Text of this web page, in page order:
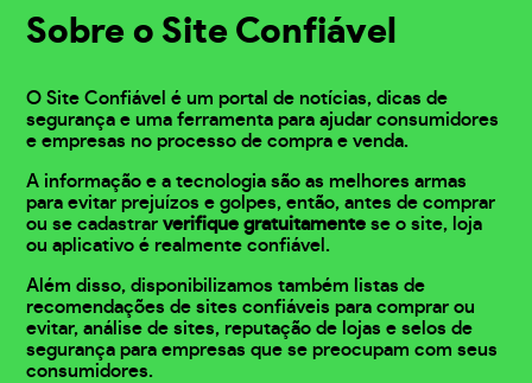
Sobre o Site Confiável
O Site Confiável é um portal de notícias, dicas de
segurança e uma ferramenta para ajudar consumidores
e empresas no processo de compra e venda.
A informação e a tecnologia são as melhores armas
para evitar prejuízos e golpes, então, antes de comprar
ou se cadastrarverifique gratuitamente se o site, loja
ou aplicativo é realmente confiável.
Além disso, disponibilizamos também listas de
recomendações de sites confiáveis para comprar ou
evitar, análise de sites, reputação de lojas e selos de
segurança para empresas que se preocupam com seus
consumidores.